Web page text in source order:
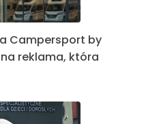
Campersport by
reklama, która